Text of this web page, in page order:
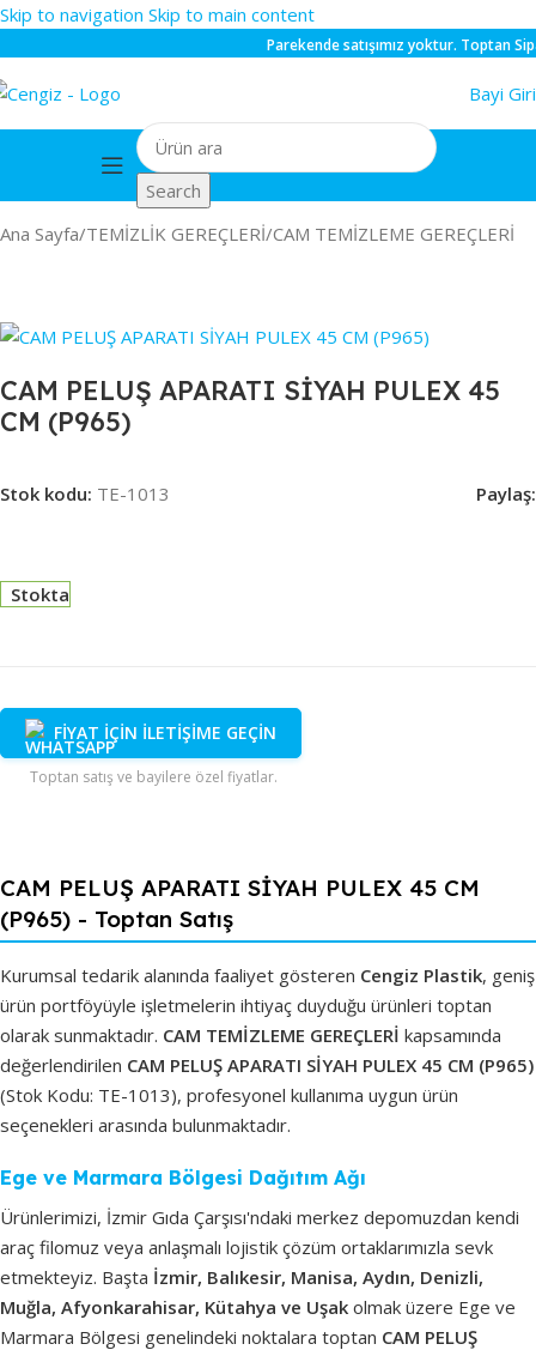
Skip to navigation Skip to main content
Parekendesatışımız yoktur.Toptan
Bayi
Search
Ana Sayfa/TEMİZLİK GEREÇLERİ/CAM TEMİZLEME GEREÇLERİ
CAM PELUŞ APARATI SİYAH PULEX 45
CM (P965)
Stok kodu: TE-1013 Paylaş:
Stokta
FİYAT İÇİN İLETİŞİME GEÇİN
Toptan satış ve bayilere özel fiyatlar.
CAM PELUŞ APARATI SİYAH PULEX 45 CM
(P965) - Toptan Satış
Kurumsal tedarik alanında faaliyet gösteren Cengiz Plastik, geniş
ürün portföyüyle işletmelerin ihtiyaç duyduğu ürünleri toptan
olarak sunmaktadır. CAM TEMİZLEME GEREÇLERİ kapsamında
değerlendirilen CAM PELUŞ APARATI SİYAH PULEX 45 CM (P965)
(Stok Kodu: TE-1013), profesyonel kullanıma uygun ürün
seçenekleri arasında bulunmaktadır.
Ege ve Marmara Bölgesi Dağıtım Ağı
Ürünlerimizi, İzmir Gıda Çarşısı'ndaki merkez depomuzdan kendi
araç filomuz veya anlaşmalı lojistik çözüm ortaklarımızla sevk
etmekteyiz. Başta İzmir, Balıkesir, Manisa, Aydın, Denizli,
Muğla, Afyonkarahisar, Kütahya ve Uşak olmak üzere Ege ve
Marmara Bölgesi genelindeki noktalara toptan CAM PELUŞ